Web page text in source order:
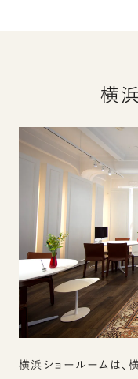
横
横浜ショールームは、